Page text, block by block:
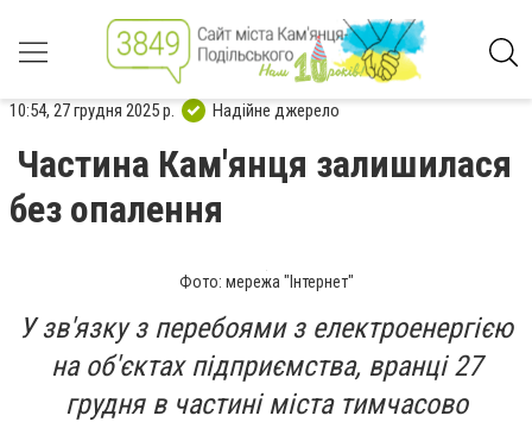
10:54, 27 грудня 2025 р. Надійне джерело
Частина Кам'янця залишилася
без опалення
Фото: мережа "Інтернет"
У зв'язку з перебоями з електроенергією
на об'єктах підприємства, вранці 27
грудня в частині міста тимчасово